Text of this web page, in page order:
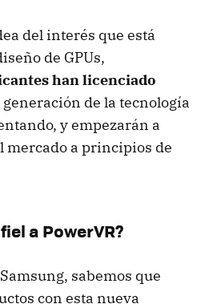
del interés que está
de GPUs,
han licenciado
de la tecnología
y empezarán a
mercado a principios de
a PowerVR?
sabemos que
con esta nueva